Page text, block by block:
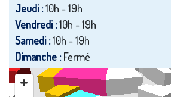
Jeudi :10h - 19h
Vendredi :10h - 19h
Samedi :10h - 19h
Dimanche :Fermé